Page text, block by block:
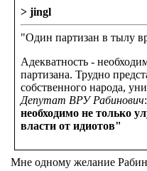
> jingl
"Один партизан в тылу
Адекватность -
партизана. Трудно
собственного народа,
Депутат ВРУ Рабинович
необходимо не только
власти от идиотов"
Мне одному желание